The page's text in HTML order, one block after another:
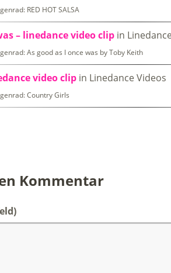
RED HOT SALSA
– linedance video clip in
As good as I once was by Toby Keith
video clip in Linedance Videos
Country Girls
Kommentar